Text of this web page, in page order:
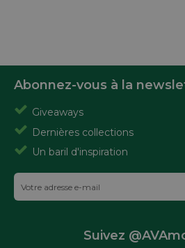
Abonnez-vous à la
Giveaways
Dernières collections
Un baril d'inspiration
Suivez